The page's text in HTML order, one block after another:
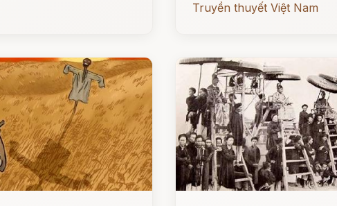
Truyền thuyết Việt Nam